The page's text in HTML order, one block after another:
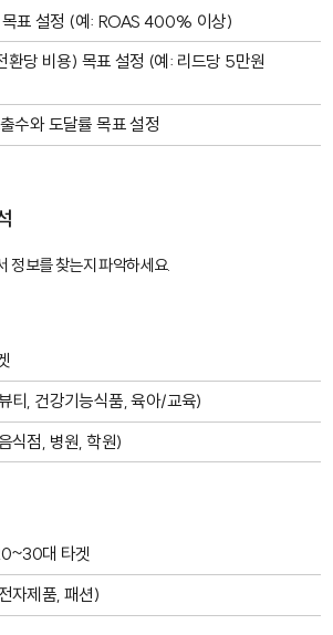
목표 설정 (예: ROAS 400% 이상)
환당 비용) 목표 설정 (예: 리드당 5만원
수와 도달률 목표 설정
정보를 찾는지 파악하세요.
티, 건강기능식품, 육아/교육)
식점, 병원, 학원)
대 타겟
자제품, 패션)